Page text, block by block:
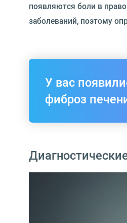
появляются боли в
заболеваний, поэтому
У вас
фиброз